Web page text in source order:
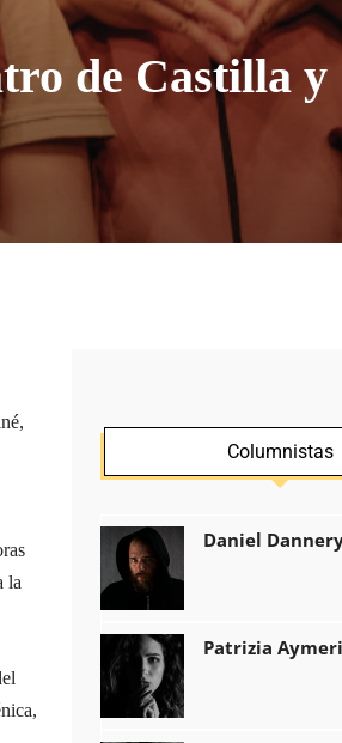
de Castilla y
la
Columnistas
Daniel
Patrizia